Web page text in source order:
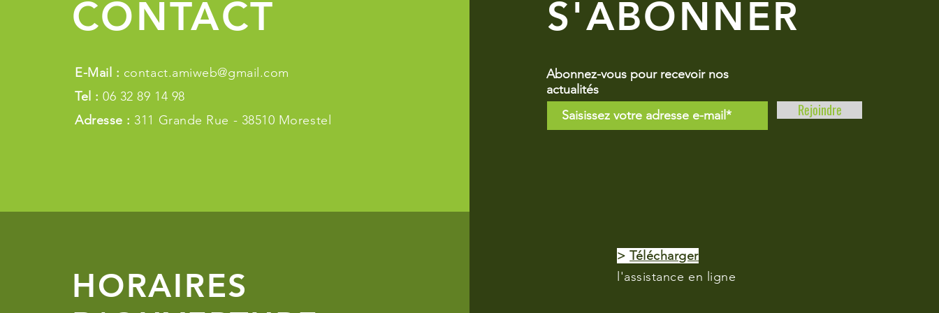
CONTACT
E-Mail : contact.amiweb@gmail.com
Tel :06 32 89 14 98
Adresse : 311 Grande Rue - 38510 Morestel
S'ABONNER
Abonnez-vous pour recevoir nos
actualités
Rejoindre
HORAIRES
>Télécharger
l'assistance en ligne